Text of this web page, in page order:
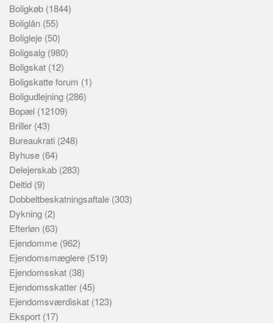
Boligkøb (1844)
Boliglån (55)
Boligleje (50)
Boligsalg (980)
Boligskat (12)
Boligskatte forum (1)
Boligudlejning (286)
Bopæl (12109)
Briller (43)
Bureaukrati (248)
Byhuse (64)
Delejerskab (283)
Deltid (9)
Dobbeltbeskatningsaftale (303)
Dykning (2)
Efterløn (63)
Ejendomme (962)
Ejendomsmæglere (519)
Ejendomsskat (38)
Ejendomsskatter (45)
Ejendomsværdiskat (123)
Eksport (17)